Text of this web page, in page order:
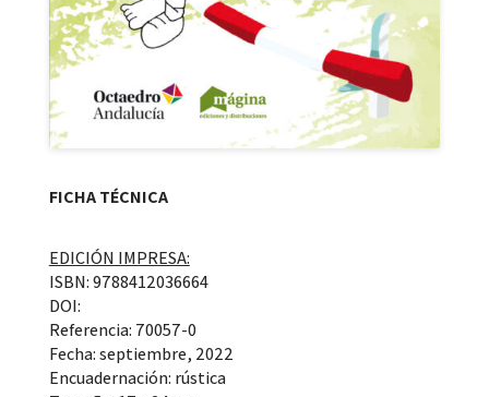
FICHA TÉCNICA
EDICIÓN IMPRESA:
ISBN: 9788412036664
DOI:
Referencia: 70057-0
Fecha: septiembre, 2022
Encuadernación: rústica